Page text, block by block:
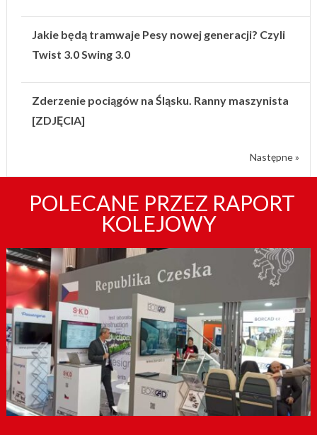
Jakie będą tramwaje Pesy nowej generacji? Czyli
Twist 3.0 Swing 3.0
Zderzenie pociągów na Śląsku. Ranny maszynista
[ZDJĘCIA]
Następne »
POLECANE PRZEZ RAPORT
KOLEJOWY